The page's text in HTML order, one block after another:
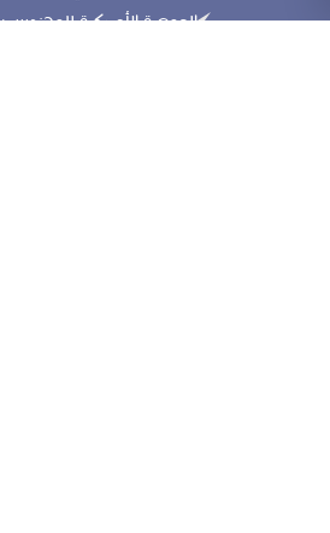
الجمعية الأمريكية